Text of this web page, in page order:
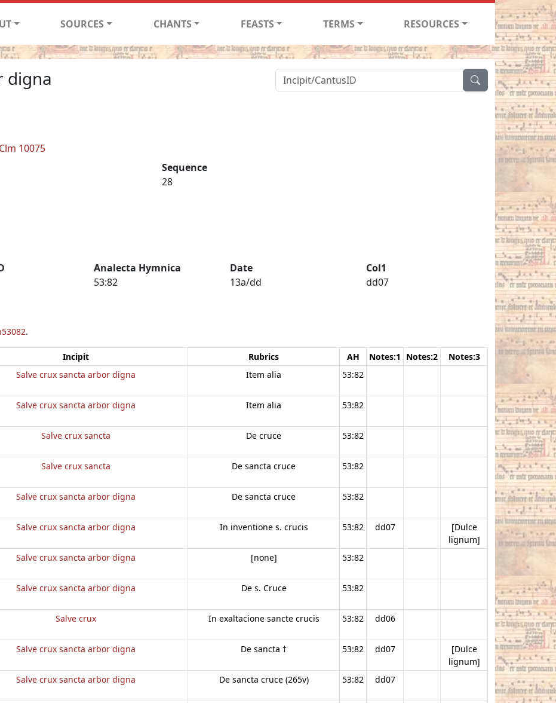
SOURCES CHANTS FEASTS TERMS RESOURCES
digna
10075
Sequence
28
Analecta Hymnica
53:82
Date
13a/dd
Col1
dd07
.
Incipit Rubrics AH Notes:1 Notes:2
Notes:3
Salve crux sancta arbor digna Item alia 53:82
Salve crux sancta arbor digna Item alia 53:82
Salve crux sancta De cruce 53:82
Salve crux sancta De sancta cruce 53:82
Salve crux sancta arbor digna De sancta cruce 53:82
Salve crux sancta arbor digna In inventione s. crucis 53:82 dd07
[Dulce
lignum]
Salve crux sancta arbor digna [none] 53:82
Salve crux sancta arbor digna De s. Cruce 53:82
Salve crux In exaltacione sancte crucis 53:82 dd06
Salve crux sancta arbor digna De sancta † 53:82 dd07
[Dulce
lignum]
Salve crux sancta arbor digna De sancta cruce (265v) 53:82 dd07